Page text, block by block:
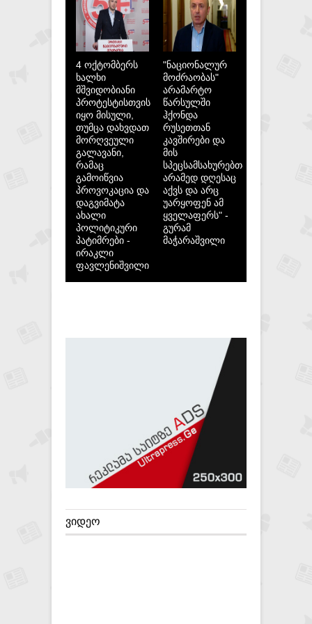
4 ოქტომბერს
ხალხი
მშვიდობიანი
პროტესტისთვის
იყო მისული,
თუმცა დახვდათ
მორღვეული
გალავანი,
რამაც
გამოიწვია
პროვოკაცია და
დაგვიმატა
ახალი
პოლიტიკური
პატიმრები -
ირაკლი
ფავლენიშვილი
"ნაციონალურ
მოძრაობას"
არამარტო
წარსულში
ჰქონდა
რუსეთთან
კავშირები და
მის
სპეცსამსახურებთან,
არამედ დღესაც
აქვს და არც
უარყოფენ ამ
ყველაფერს" -
გურამ
მაჭარაშვილი
ᲕᲘᲓᲔᲝ